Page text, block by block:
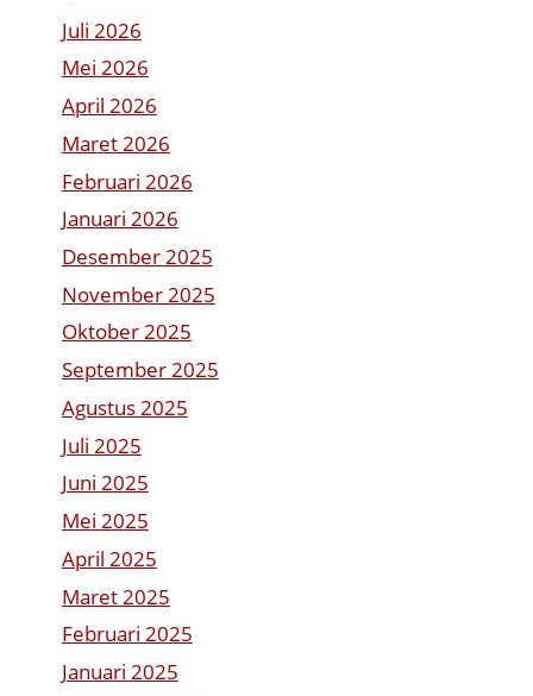
Juli 2026
Mei 2026
April 2026
Maret 2026
Februari 2026
Januari 2026
Desember 2025
November 2025
Oktober 2025
September 2025
Agustus 2025
Juli 2025
Juni 2025
Mei 2025
April 2025
Maret 2025
Februari 2025
Januari 2025